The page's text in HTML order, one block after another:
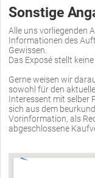
Sonstige
Alle uns vorliegenden
Informationen des
Gewissen.
Das Exposé stellt
Gerne weisen wir
sowohl für den
Interessent mit selber
sich aus dem
Vorinformation, als
abgeschlossene